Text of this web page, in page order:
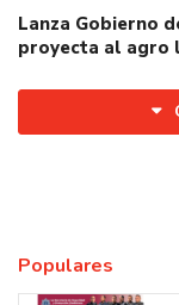
Lanza Gobierno
proyecta al agro
Populares